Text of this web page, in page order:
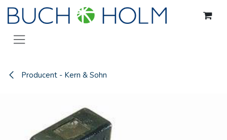
Gå til indhold
Producent - Kern & Sohn